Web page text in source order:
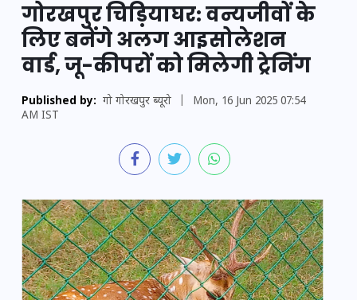
गोरखपुर चिड़ियाघर: वन्यजीवों के
लिए बनेंगे अलग आइसोलेशन
वार्ड, जू-कीपरों को मिलेगी ट्रेनिंग
Published by: गो गोरखपुर ब्यूरो
Mon, 16 Jun 2025 07:54
AM IST